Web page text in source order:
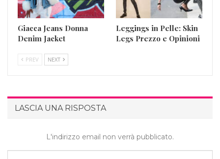
Giacca Jeans Donna
Denim Jacket
Leggings in Pelle: Skin
Legs Prezzo e Opinioni
PREV NEXT
LASCIA UNA RISPOSTA
L'indirizzo email non verrà pubblicato.